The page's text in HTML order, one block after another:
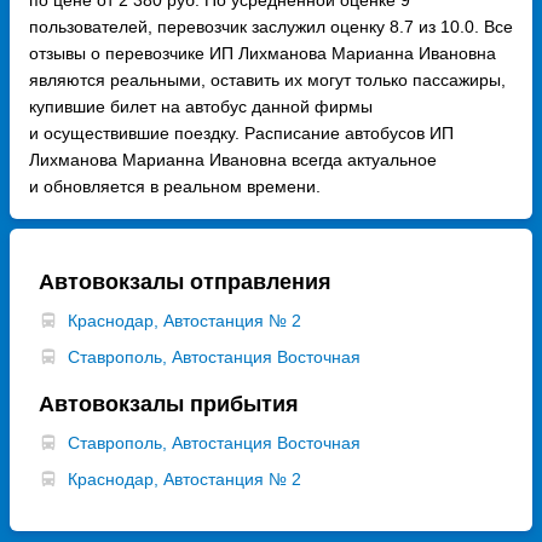
пользователей, перевозчик заслужил оценку 8.7 из 10.0. Все
отзывы о перевозчике ИП Лихманова Марианна Ивановна
являются реальными, оставить их могут только пассажиры,
купившие билет на автобус данной фирмы
и осуществившие поездку. Расписание автобусов ИП
Лихманова Марианна Ивановна всегда актуальное
и обновляется в реальном времени.
Автовокзалы отправления
Краснодар, Автостанция № 2
Ставрополь, Автостанция Восточная
Автовокзалы прибытия
Ставрополь, Автостанция Восточная
Краснодар, Автостанция № 2